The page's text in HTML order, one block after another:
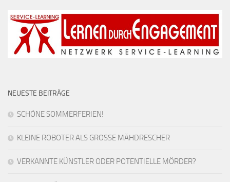
NEUESTE BEITRÄGE
SCHÖNE SOMMERFERIEN!
KLEINE ROBOTER ALS GROSSE MÄHDRESCHER
VERKANNTE KÜNSTLER ODER POTENTIELLE MÖRDER?